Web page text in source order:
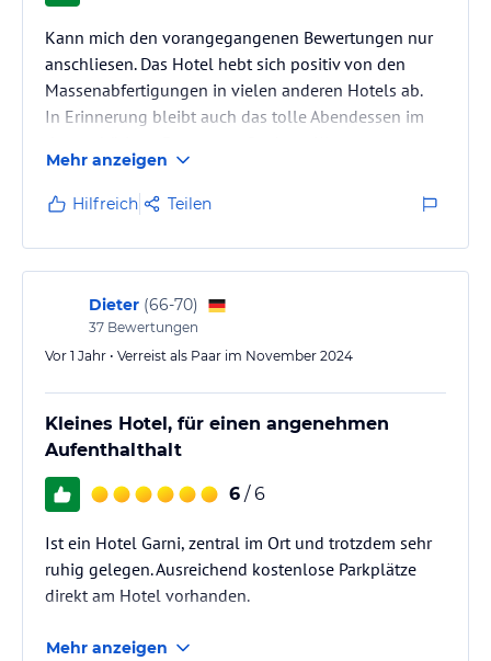
Hinweis:
Verfasst von HolidayCheck mit Hilfe von KI. Alle
Angaben ohne Gewähr. Bitte lies vor der Buchung die
verbindlichen Angebotsdetailsdes jeweiligen Veranstalters.
Kann mich den vorangegangenen Bewertungen nur
anschliesen. Das Hotel hebt sich positiv von den
Massenabfertigungen in vielen anderen Hotels ab.
In Erinnerung bleibt auch das tolle Abendessen im
Mehr anzeigen
Hilfreich Teilen
Dieter (66-70)
37 Bewertungen
Vor 1 Jahr • Verreist als Paar im November 2024
Kleines Hotel, für einen angenehmen
Aufenthalthalt
6 / 6
Ist ein Hotel Garni, zentral im Ort und trotzdem sehr
ruhig gelegen. Ausreichend kostenlose Parkplätze
direkt am Hotel vorhanden.
Mehr anzeigen